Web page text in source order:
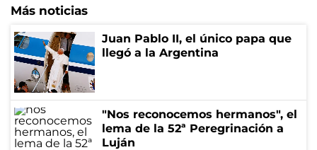
Más noticias
Juan Pablo II, el único papa que
llegó a la Argentina
"Nos reconocemos hermanos", el
lema de la 52ª Peregrinación a
Luján